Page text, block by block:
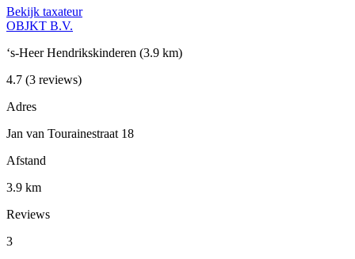
Bekijk taxateur
OBJKT B.V.
‘s-Heer Hendrikskinderen (3.9 km)
4.7 (3 reviews)
Adres
Jan van Tourainestraat 18
Afstand
3.9 km
Reviews
3